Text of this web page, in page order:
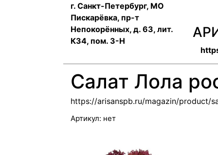
г. Санкт-Петербург, МО
Пискарёвка, пр-т
Непокорённых, д. 63, лит.
К34, пом. 3-Н
Салат Лола
https://arisanspb.ru/magazin/product/
Артикул: нет